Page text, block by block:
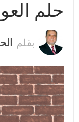
حلم
بقلم